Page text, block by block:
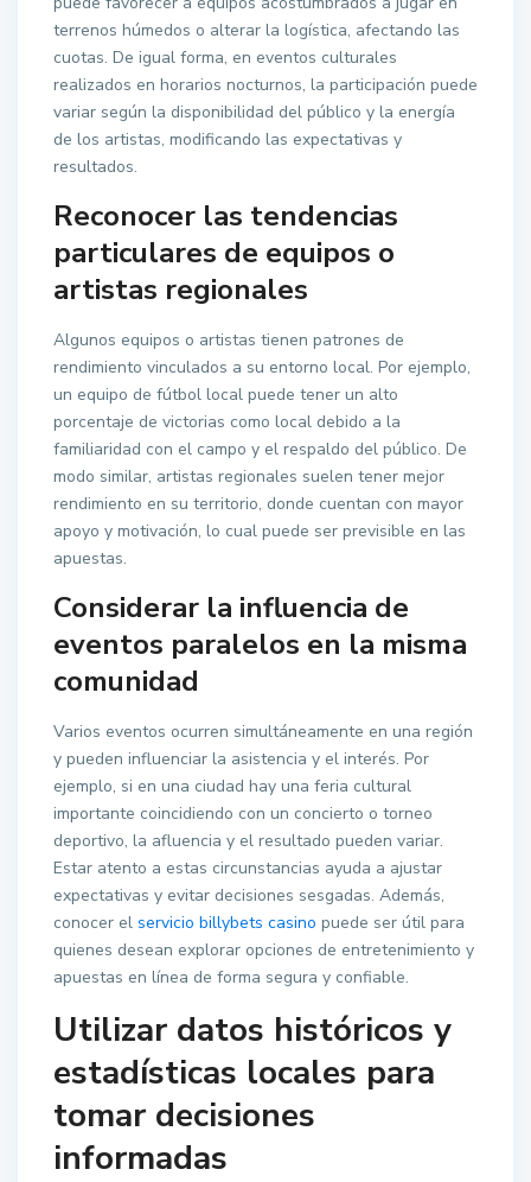
terrenos húmedos o alterar la logística, afectando las
cuotas. De igual forma, en eventos culturales
realizados en horarios nocturnos, la participación puede
variar según la disponibilidad del público y la energía
de los artistas, modificando las expectativas y
resultados.
Reconocer las tendencias
particulares de equipos o
artistas regionales
Algunos equipos o artistas tienen patrones de
rendimiento vinculados a su entorno local. Por ejemplo,
un equipo de fútbol local puede tener un alto
porcentaje de victorias como local debido a la
familiaridad con el campo y el respaldo del público. De
modo similar, artistas regionales suelen tener mejor
rendimiento en su territorio, donde cuentan con mayor
apoyo y motivación, lo cual puede ser previsible en las
apuestas.
Considerar la influencia de
eventos paralelos en la misma
comunidad
Varios eventos ocurren simultáneamente en una región
y pueden influenciar la asistencia y el interés. Por
ejemplo, si en una ciudad hay una feria cultural
importante coincidiendo con un concierto o torneo
deportivo, la afluencia y el resultado pueden variar.
Estar atento a estas circunstancias ayuda a ajustar
expectativas y evitar decisiones sesgadas. Además,
conocer el servicio billybets casino puede ser útil para
quienes desean explorar opciones de entretenimiento y
apuestas en línea de forma segura y confiable.
Utilizar datos históricos y
estadísticas locales para
tomar decisiones
informadas